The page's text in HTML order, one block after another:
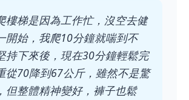
樓梯是因為工作忙，沒空去健
開始，我爬10分鐘就喘到不
持下來後，現在30分鐘輕鬆完
從70降到67公斤，雖然不是驚
但整體精神變好，褲子也鬆